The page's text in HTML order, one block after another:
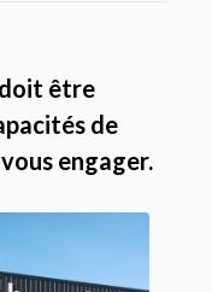
être
de
engager.